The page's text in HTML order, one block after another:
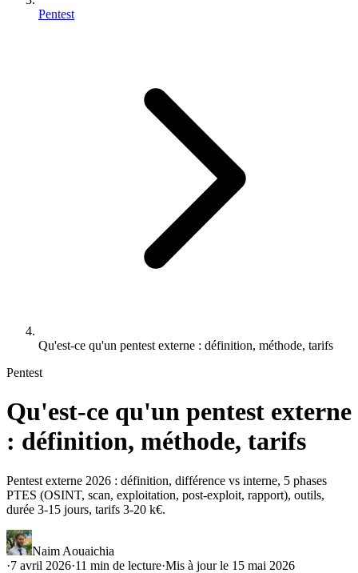
Pentest
Qu'est-ce qu'un pentest externe : définition, méthode, tarifs
Pentest
Qu'est-ce qu'un pentest externe
: définition, méthode, tarifs
Pentest externe 2026 : définition, différence vs interne, 5 phases
PTES (OSINT, scan, exploitation, post-exploit, rapport), outils,
durée 3-15 jours, tarifs 3-20 k€.
Naim Aouaichia
·7 avril 2026·11 min de lecture·Mis à jour le 15 mai 2026